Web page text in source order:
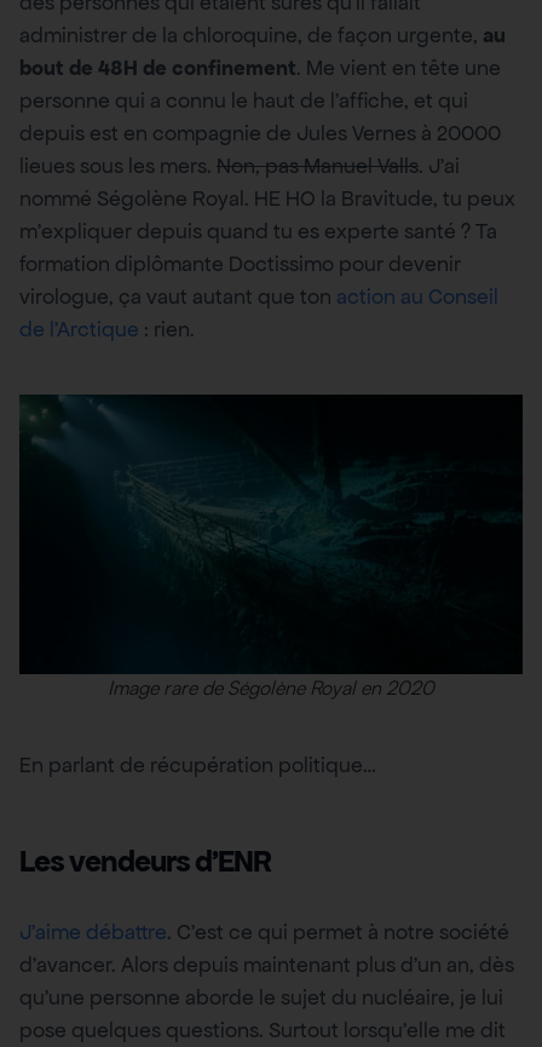
administrer de la chloroquine, de façon urgente, au
bout de 48H de confinement. Me vient en tête une
personne qui a connu le haut de l’affiche, et qui
depuis est en compagnie de Jules Vernes à 20000
lieues sous les mers. Non, pas Manuel Valls. J’ai
nommé Ségolène Royal. HE HO la Bravitude, tu peux
m’expliquer depuis quand tu es experte santé ? Ta
formation diplômante Doctissimo pour devenir
virologue, ça vaut autant que ton action au Conseil
de l’Arctique : rien.
Image rare de Ségolène Royal en 2020
En parlant de récupération politique…
Les vendeurs d’ENR
J’aime débattre. C’est ce qui permet à notre société
d’avancer. Alors depuis maintenant plus d’un an, dès
qu’une personne aborde le sujet du nucléaire, je lui
pose quelques questions. Surtout lorsqu’elle me dit